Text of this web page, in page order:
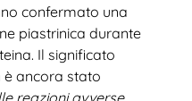
confermato una
piastrinica durante
Il significato
è ancora stato
reazioni avverse